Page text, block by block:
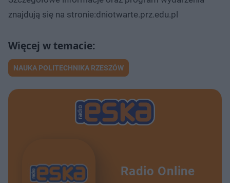
znajdują się na stronie:dniotwarte.prz.edu.pl
NAUKA POLITECHNIKA RZESZÓW
Radio Online